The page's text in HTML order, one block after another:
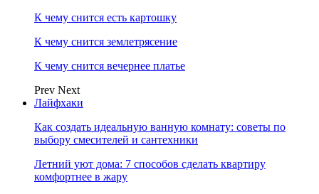
К чему снится есть картошку
К чему снится землетрясение
К чему снится вечернее платье
Prev Next
Лайфхаки
Как создать идеальную ванную комнату: советы по
выбору смесителей и сантехники
Летний уют дома: 7 способов сделать квартиру
комфортнее в жару